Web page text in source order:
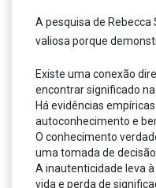
A pesquisa de
valiosa porque
Existe uma conexão
encontrar significado
Há evidências
autoconhecimento e
O conhecimento
uma tomada de
A inautenticidade leva
vida e perda de